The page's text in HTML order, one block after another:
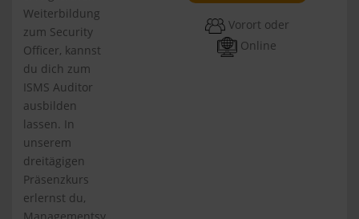
Weiterbildung
zum Security
Officer, kannst
du dich zum
ISMS Auditor
ausbilden
lassen. In
unserem
dreitägigen
Präsenzkurs
erlernst du,
Managementsy...
Vorort oder
Online